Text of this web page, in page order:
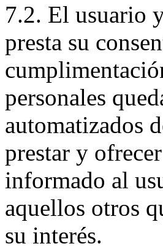
7.2. El usuario
presta su
personales
automatizados
prestar y
informado al
aquellos otros
su interés.